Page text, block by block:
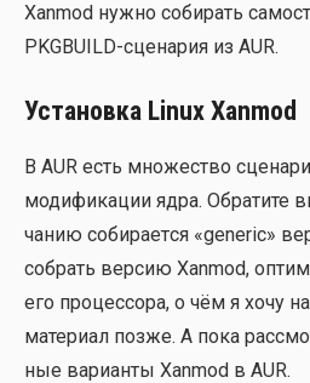
Xanmod нуж­но соби­рать
PKGBUILD-сце­на­рия из AUR.
Установка Linux Xanmod
В AUR есть мно­же­ство
моди­фи­ка­ции ядра. Обра­ти­те
ча­нию соби­ра­ет­ся «generic»
собрать вер­сию Xanmod,
е­го про­цес­со­ра, о чём я хочу
мате­ри­ал поз­же. А пока
ные вари­ан­ты Xanmod в AUR.